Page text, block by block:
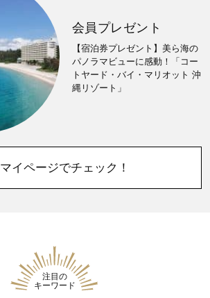
会員プレゼント
【宿泊券プレゼント】美ら海の
パノラマビューに感動！「コー
トヤード・バイ・マリオット 沖
縄リゾート」
マイページでチェック！
注目の
キーワード